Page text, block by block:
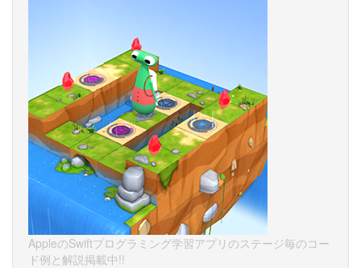
AppleのSwiftプログラミング学習アプリのステージ毎のコー
ド例と解説掲載中!!